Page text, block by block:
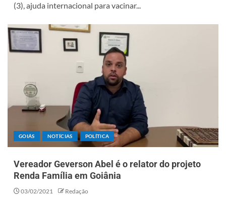
(3), ajuda internacional para vacinar...
GOIÁS NOTÍCIAS POLÍTICA
Vereador Geverson Abel é o relator do projeto
Renda Família em Goiânia
03/02/2021 Redação